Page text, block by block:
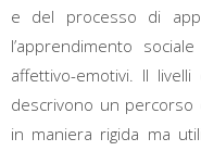
e del processo di
l’apprendimento
affettivo-emotivi. Il
descrivono un
in maniera rigida ma